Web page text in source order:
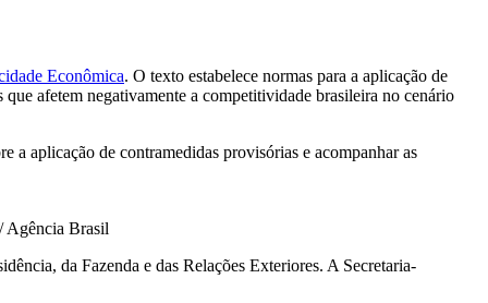
Econômica. O texto estabelece normas para a aplicação de
afetem negativamente a competitividade brasileira no cenário
a aplicação de contramedidas provisórias e acompanhar as
Agência Brasil
da Fazenda e das Relações Exteriores. A Secretaria-